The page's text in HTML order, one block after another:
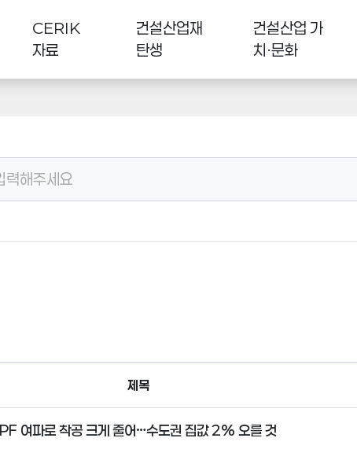
CERIK
자료
건설산업재
탄생
건설산업 가
치·문화
제목
PF 여파로 착공 크게 줄어…수도권 집값 2% 오를 것